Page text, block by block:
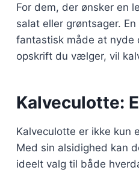
For dem, der ønsker en
salat eller grøntsager.
fantastisk måde at nyde
opskrift du vælger, vil
Kalveculotte:
Kalveculotte er ikke kun
Med sin alsidighed kan
ideelt valg til både